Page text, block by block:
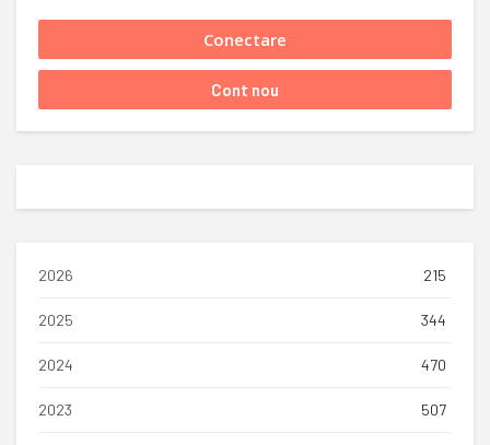
2026 215
2025 344
2024 470
2023 507